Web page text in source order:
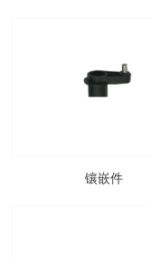
镶嵌件